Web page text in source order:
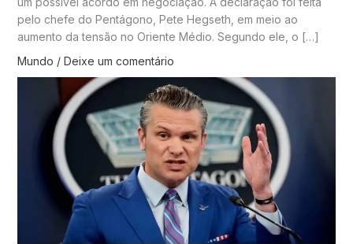
pelo chefe do Pentágono, Pete Hegseth, em meio ao
aumento da tensão no Oriente Médio. Segundo ele, o […]
Mundo / Deixe um comentário